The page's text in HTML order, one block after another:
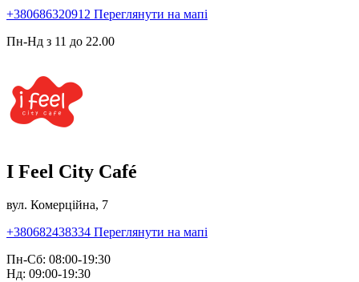
+380686320912 Переглянути на мапі
Пн-Нд з 11 до 22.00
I Feel City Café
вул. Комерційна, 7
+380682438334 Переглянути на мапі
Пн-Сб: 08:00-19:30
Нд: 09:00-19:30